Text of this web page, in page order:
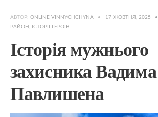
АВТОР: ONLINE VINNYCHCHYNA • 17 ЖОВТНЯ, 2025 •
РАЙОН , ІСТОРІЇ ГЕРОЇВ
Історія мужнього
захисника Вадима
Павлишена